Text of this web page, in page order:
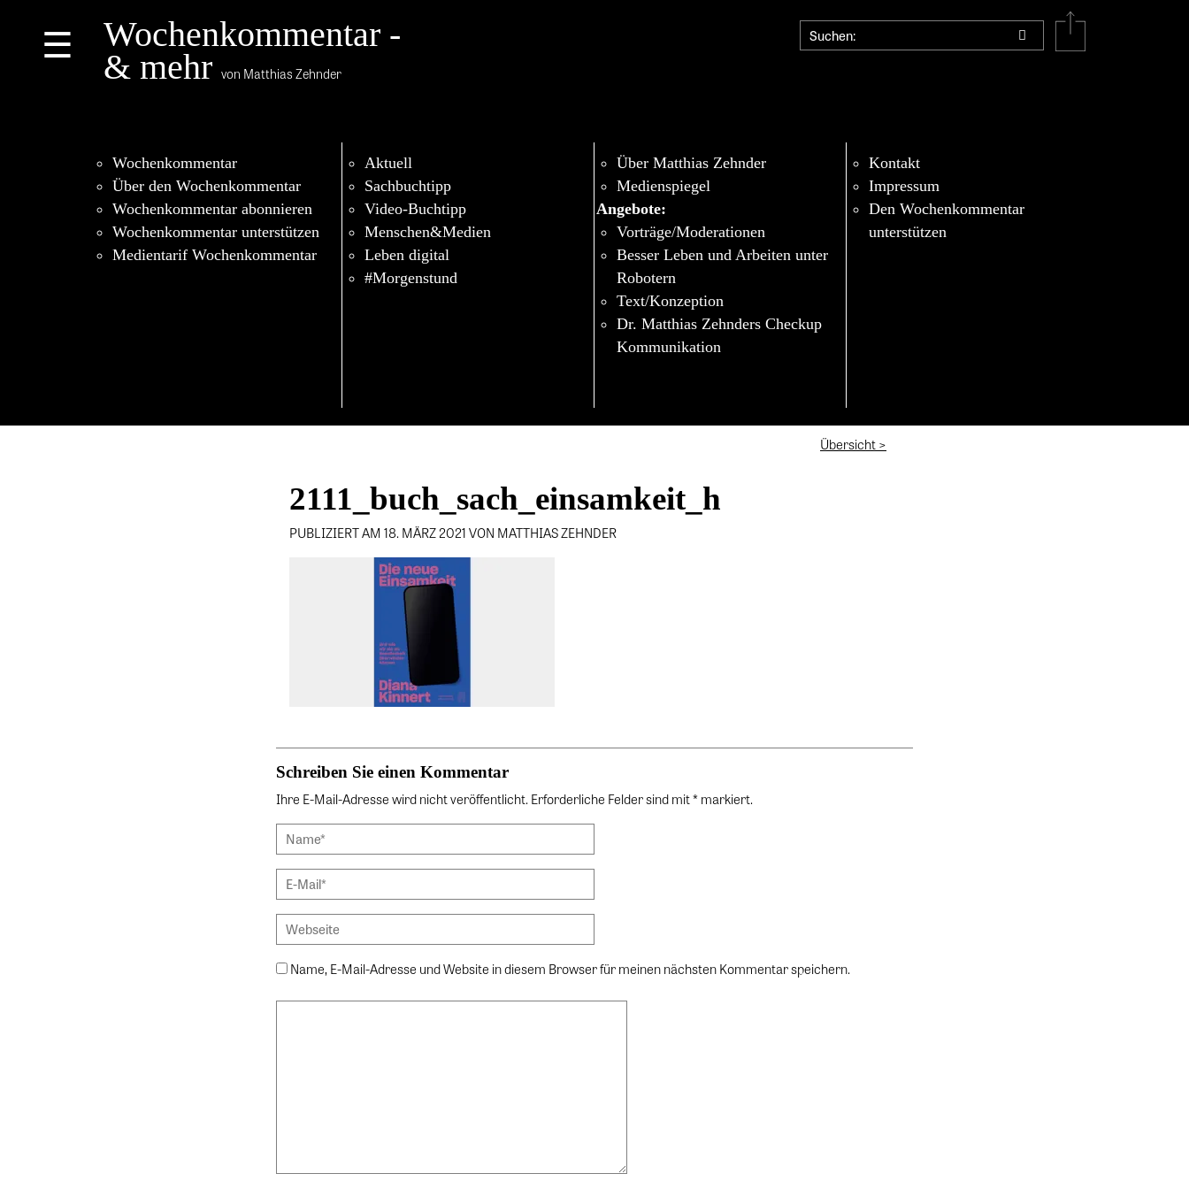
☰
Wochenkommentar -
& mehr von Matthias Zehnder
Wochenkommentar
Über den Wochenkommentar
Wochenkommentar abonnieren
Wochenkommentar unterstützen
Medientarif Wochenkommentar
Aktuell
Sachbuchtipp
Video-Buchtipp
Menschen&Medien
Leben digital
#Morgenstund
Über Matthias Zehnder
Medienspiegel
Angebote:
Vorträge/Moderationen
Besser Leben und Arbeiten unter
Robotern
Text/Konzeption
Dr. Matthias Zehnders Checkup
Kommunikation
Kontakt
Impressum
Den Wochenkommentar
unterstützen
Übersicht >
2111_buch_sach_einsamkeit_h
PUBLIZIERT AM 18. MÄRZ 2021 VON MATTHIAS ZEHNDER
Schreiben Sie einen Kommentar
Ihre E-Mail-Adresse wird nicht veröffentlicht. Erforderliche Felder sind mit * markiert.
Name, E-Mail-Adresse und Website in diesem Browser für meinen nächsten Kommentar speichern.